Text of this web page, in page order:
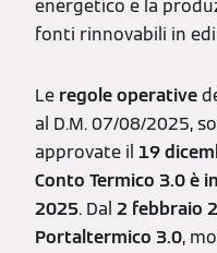
energetico e la
fonti rinnovabili in
Le regole operative
al D.M. 07/08/2025,
approvate il 19
Conto Termico 3.0è
2025. Dal 2 febbraio
Portaltermico 3.0,